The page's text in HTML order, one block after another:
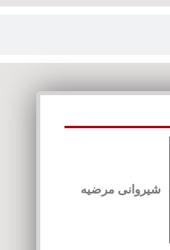
شیروانی مرضیه